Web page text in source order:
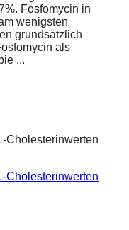
Fosfomycin in
wenigsten
grundsätzlich
als
...
Cholesterinwerten